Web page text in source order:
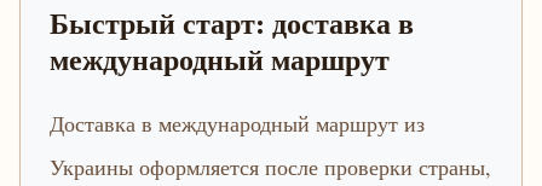
Быстрый старт: доставка в
международный маршрут
Доставка в международный маршрут из
Украины оформляется после проверки страны,